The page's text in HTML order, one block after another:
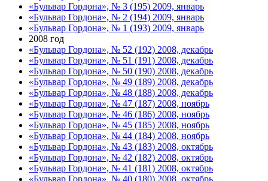
«Бульвар Гордона», № 3 (195) 2009, январь
«Бульвар Гордона», № 2 (194) 2009, январь
«Бульвар Гордона», № 1 (193) 2009, январь
2008 год
«Бульвар Гордона», № 52 (192) 2008, декабрь
«Бульвар Гордона», № 51 (191) 2008, декабрь
«Бульвар Гордона», № 50 (190) 2008, декабрь
«Бульвар Гордона», № 49 (189) 2008, декабрь
«Бульвар Гордона», № 48 (188) 2008, декабрь
«Бульвар Гордона», № 47 (187) 2008, ноябрь
«Бульвар Гордона», № 46 (186) 2008, ноябрь
«Бульвар Гордона», № 45 (185) 2008, ноябрь
«Бульвар Гордона», № 44 (184) 2008, ноябрь
«Бульвар Гордона», № 43 (183) 2008, октябрь
«Бульвар Гордона», № 42 (182) 2008, октябрь
«Бульвар Гордона», № 41 (181) 2008, октябрь
«Бульвар Гордона», № 40 (180) 2008, октябрь